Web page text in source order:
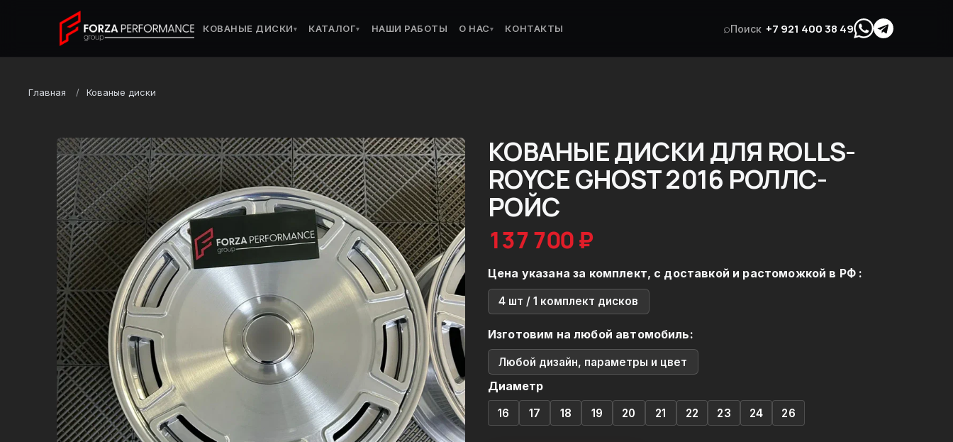
КОВАНЫЕ ДИСКИ▾ КАТАЛОГ▾ НАШИ РАБОТЫ О НАС▾ КОНТАКТЫ ⌕Поиск +7 921 400 38 49
Главная Кованые диски
КОВАНЫЕ ДИСКИ ДЛЯ ROLLS-
ROYCE GHOST 2016 РОЛЛС-
РОЙС
137 700 ₽
Цена указана за комплект, с доставкой и растоможкой в РФ :
4 шт / 1 комплект дисков
Изготовим на любой автомобиль:
Любой дизайн, параметры и цвет
Диаметр
16 17 18 19 20 21 22 23 24 26
Марка
Rolls-Royce